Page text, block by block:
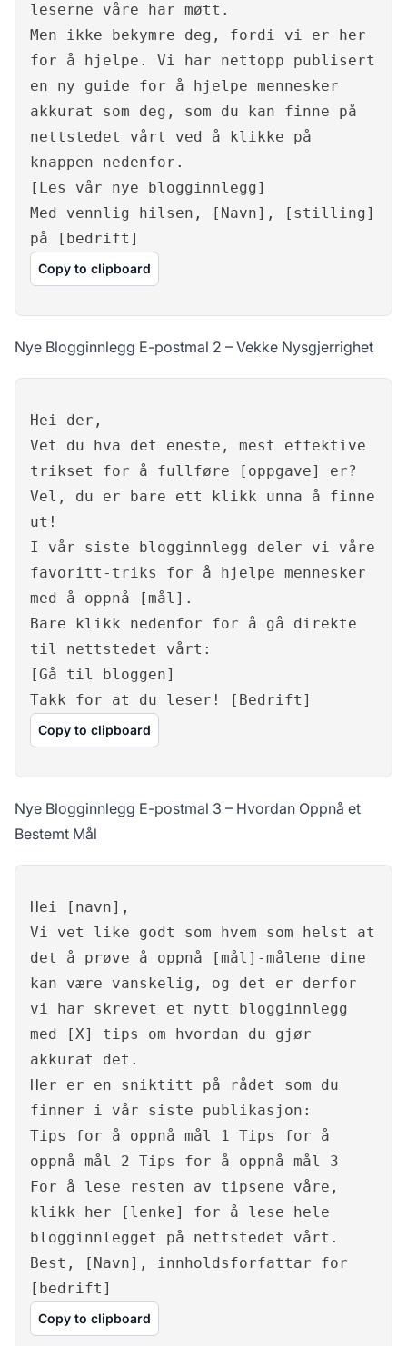
leserne våre har møtt.
Men ikke bekymre deg, fordi vi er her
for å hjelpe. Vi har nettopp publisert
en ny guide for å hjelpe mennesker
akkurat som deg, som du kan finne på
nettstedet vårt ved å klikke på
knappen nedenfor.
[Les vår nye blogginnlegg]
Med vennlig hilsen, [Navn], [stilling]
på [bedrift]
Copy to clipboard
Nye Blogginnlegg E-postmal 2 – Vekke Nysgjerrighet
Hei der,
Vet du hva det eneste, mest effektive
trikset for å fullføre [oppgave] er?
Vel, du er bare ett klikk unna å finne
ut!
I vår siste blogginnlegg deler vi våre
favoritt-triks for å hjelpe mennesker
med å oppnå [mål].
Bare klikk nedenfor for å gå direkte
til nettstedet vårt:
[Gå til bloggen]
Takk for at du leser! [Bedrift]
Copy to clipboard
Nye Blogginnlegg E-postmal 3 – Hvordan Oppnå et
Bestemt Mål
Hei [navn],
Vi vet like godt som hvem som helst at
det å prøve å oppnå [mål]-målene dine
kan være vanskelig, og det er derfor
vi har skrevet et nytt blogginnlegg
med [X] tips om hvordan du gjør
akkurat det.
Her er en sniktitt på rådet som du
finner i vår siste publikasjon:
Tips for å oppnå mål 1 Tips for å
oppnå mål 2 Tips for å oppnå mål 3
For å lese resten av tipsene våre,
klikk her [lenke] for å lese hele
blogginnlegget på nettstedet vårt.
Best, [Navn], innholdsforfattar for
[bedrift]
Copy to clipboard